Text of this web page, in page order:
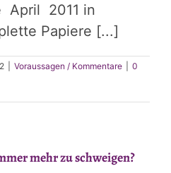
April 2011 in
Papiere [...]
Voraussagen / Kommentare
0
mehr zu schweigen?